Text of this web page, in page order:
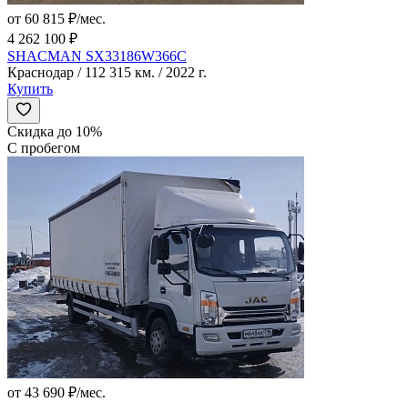
от 60 815 ₽/мес.
4 262 100 ₽
SHACMAN SX33186W366C
Краснодар / 112 315 км. / 2022 г.
Купить
Скидка до 10%
С пробегом
от 43 690 ₽/мес.